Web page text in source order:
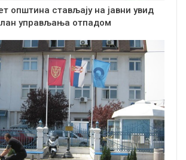
општина стављају на јавни увид
управљања отпадом